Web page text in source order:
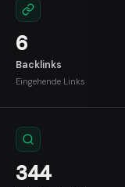
6
Backlinks
Eingehende Links
344